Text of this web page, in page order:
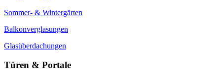
Sommer- & Wintergärten
Balkonverglasungen
Glasüberdachungen
Türen & Portale